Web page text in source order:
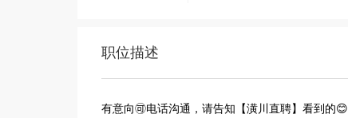
职位描述
有意向🉑电话沟通，请告知【潢川直聘】看到的😊